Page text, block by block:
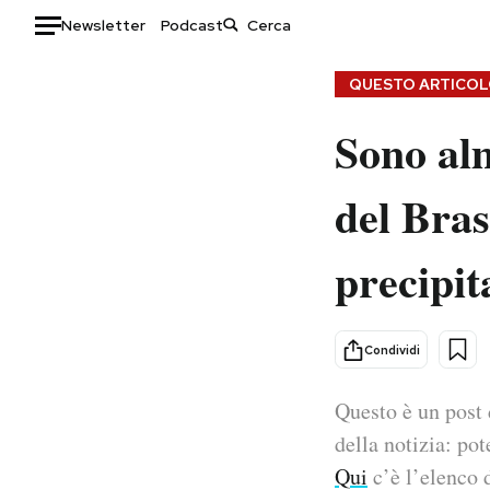
Newsletter Podcast
Storie/Idee
Ok Boomer!
Altrecose
Mondiali calcio 2026
QUESTO
Sono
del
Condividi
Questo è un
della notizia:
Qui c’è